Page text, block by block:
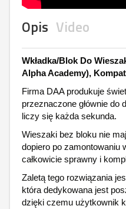
Opis Video
Wkładka/Blok Do
Alpha Academy),
Firma DAA produkuje
przeznaczone głównie do
liczy się każda sekunda.
Wieszaki bez bloku nie
dopiero po zamontowaniu
całkowicie sprawny i
Zaletą tego rozwiązania
która dedykowana jest
dzięki czemu użytkownik